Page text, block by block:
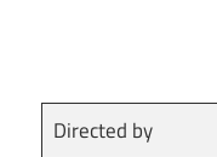
Directed by